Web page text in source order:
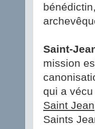
Saint-
mission
qui a vécu
Saint Jean
Saints